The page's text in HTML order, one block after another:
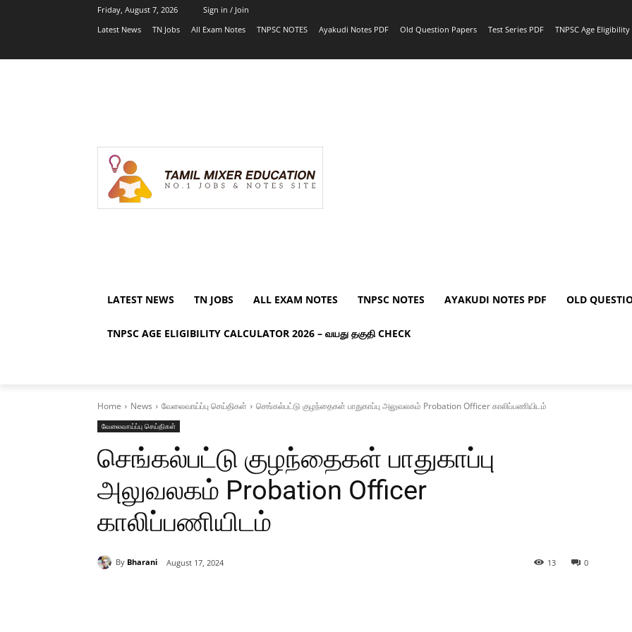
Friday, August 7, 2026
Sign in / Join
Latest News
TN Jobs All Exam Notes TNPSC NOTES Ayakudi Notes PDF Old Question Papers Test Series PDF TNPSC Age
LATEST NEWS TN JOBS ALL EXAM NOTES TNPSC NOTES AYAKUDI NOTES PDF OLD
TNPSC AGE ELIGIBILITY CALCULATOR 2026 – வயது தகுதி CHECK
Home News வேலைவாய்ப்பு செய்திகள் செங்கல்பட்டு குழந்தைகள் பாதுகாப்பு அலுவலகம் Probation Officer காலிப்பணியிடம்
வேலைவாய்ப்பு செய்திகள்
செங்கல்பட்டு குழந்தைகள் பாதுகாப்பு
அலுவலகம் Probation Officer
காலிப்பணியிடம்
By Bharani August 17, 2024 0
13